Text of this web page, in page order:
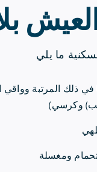
ما يلي
ذلك المرتبة وواقي
وكرسي)
ومغسلة